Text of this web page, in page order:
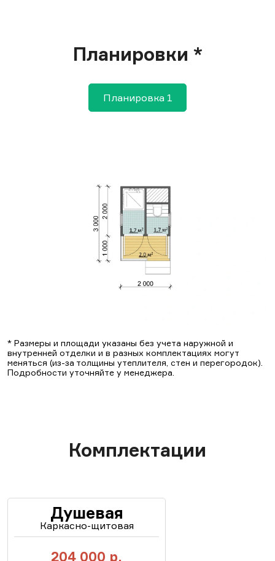
Планировки *
Планировка 1
* Размеры и площади указаны без учета наружной и
внутренней отделки и в разных комплектациях могут
меняться (из-за толщины утеплителя, стен и перегородок).
Подробности уточняйте у менеджера.
Комплектации
Душевая
Каркасно-щитовая
204 000 р.